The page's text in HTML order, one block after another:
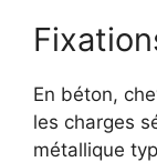
En béton,
les charges
métallique